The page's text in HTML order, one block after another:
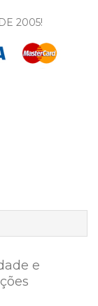
2005!
e